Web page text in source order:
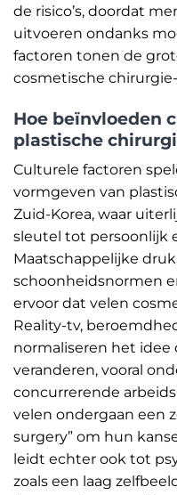
de risico’s, doordat
uitvoeren ondanks
factoren tonen de
cosmetische
Hoe beïnvloeden
plastische
Culturele factoren
vormgeven van
Zuid-Korea, waar
sleutel tot persoonlijk
Maatschappelijke
schoonheidsnormen
ervoor dat velen
Reality-tv,
normaliseren het
veranderen, vooral
concurrerende
velen ondergaan een
surgery” om hun
leidt echter ook tot
zoals een laag